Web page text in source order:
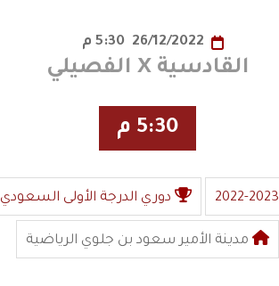
5:30 م
القادسية X الفصيلي
5:30 م
2022-2023 دوري الدرجة الأولى السعودي
مدينة الأمير سعود بن جلوي الرياضية